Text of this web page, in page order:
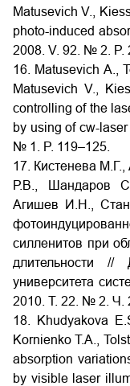
Matusevich V.,
photo-induced
2008. V. 92. № 2. P.
16. Matusevich A.,
Matusevich V.,
controlling of the
by using of cw-
№ 1. P. 119–125.
17. Кистенева
Р.В., Шандаров
Агишев И.Н.,
силленитов при
длительности //
университета
2010. Т. 22. № 2. Ч.
18. Khudyakova
Kornienko T.A.,
absorption
by visible laser